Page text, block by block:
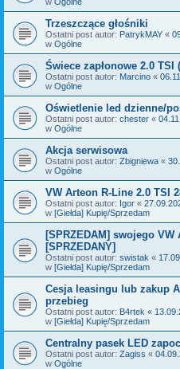
Trzeszczące głośniki
Ostatni post autor: PatrykMAY «
w Ogólne
Świece zapłonowe 2.0 TSI
Ostatni post autor: Marcino «
w Ogólne
Oświetlenie led dzienne/
Ostatni post autor: chester «
w Ogólne
Akcja serwisowa
Ostatni post autor: Zbigniewa «
w Ogólne
VW Arteon R-Line 2.0 TSI
Ostatni post autor: Igor «
w [Giełda] Kupię/Sprzedam
[SPRZEDAM] swojego VW
[SPRZEDANY]
Ostatni post autor: swistak «
w [Giełda] Kupię/Sprzedam
Cesja leasingu lub zakup
przebieg
Ostatni post autor: B4rtek «
w [Giełda] Kupię/Sprzedam
Centralny pasek LED
Ostatni post autor: Zagiss «
w Ogólne